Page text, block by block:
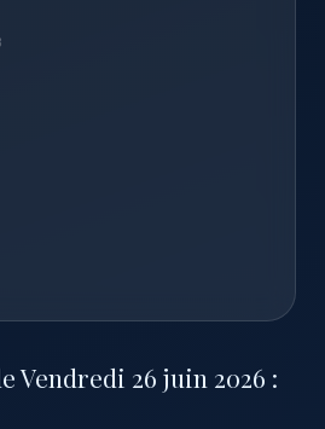
Vendredi 26 juin 2026 :